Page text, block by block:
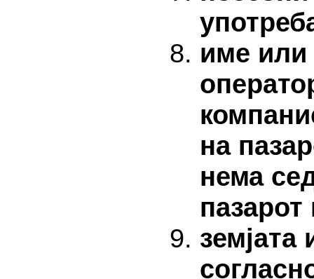
име или
на
нема
земјата